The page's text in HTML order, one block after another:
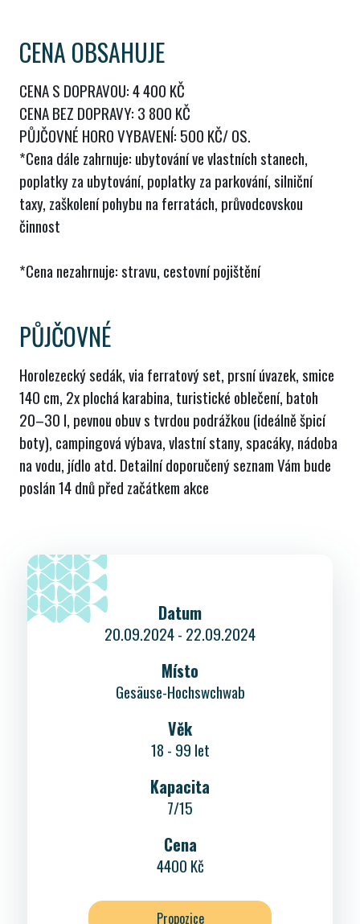
CENA OBSAHUJE
CENA S DOPRAVOU: 4 400 KČ
CENA BEZ DOPRAVY: 3 800 KČ
PŮJČOVNÉ HORO VYBAVENÍ: 500 KČ/ OS.
*Cena dále zahrnuje: ubytování ve vlastních stanech,
poplatky za ubytování, poplatky za parkování, silniční
taxy, zaškolení pohybu na ferratách, průvodcovskou
činnost
*Cena nezahrnuje: stravu, cestovní pojištění
PŮJČOVNÉ
Horolezecký sedák, via ferratový set, prsní úvazek, smice
140 cm, 2x plochá karabina, turistické oblečení, batoh
20–30 l, pevnou obuv s tvrdou podrážkou (ideálně špicí
boty), campingová výbava, vlastní stany, spacáky, nádoba
na vodu, jídlo atd. Detailní doporučený seznam Vám bude
poslán 14 dnů před začátkem akce
Datum
20.09.2024 - 22.09.2024
Místo
Gesäuse-Hochswchwab
Věk
18 - 99 let
Kapacita
7/15
Cena
4400 Kč
Propozice